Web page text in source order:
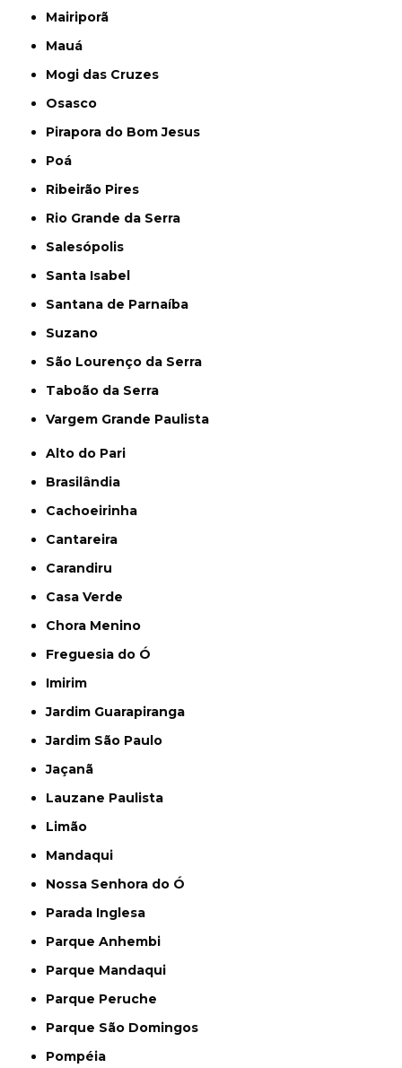
Mairiporã
Mauá
Mogi das Cruzes
Osasco
Pirapora do Bom Jesus
Poá
Ribeirão Pires
Rio Grande da Serra
Salesópolis
Santa Isabel
Santana de Parnaíba
Suzano
São Lourenço da Serra
Taboão da Serra
Vargem Grande Paulista
Alto do Pari
Brasilândia
Cachoeirinha
Cantareira
Carandiru
Casa Verde
Chora Menino
Freguesia do Ó
Imirim
Jardim Guarapiranga
Jardim São Paulo
Jaçanã
Lauzane Paulista
Limão
Mandaqui
Nossa Senhora do Ó
Parada Inglesa
Parque Anhembi
Parque Mandaqui
Parque Peruche
Parque São Domingos
Pompéia